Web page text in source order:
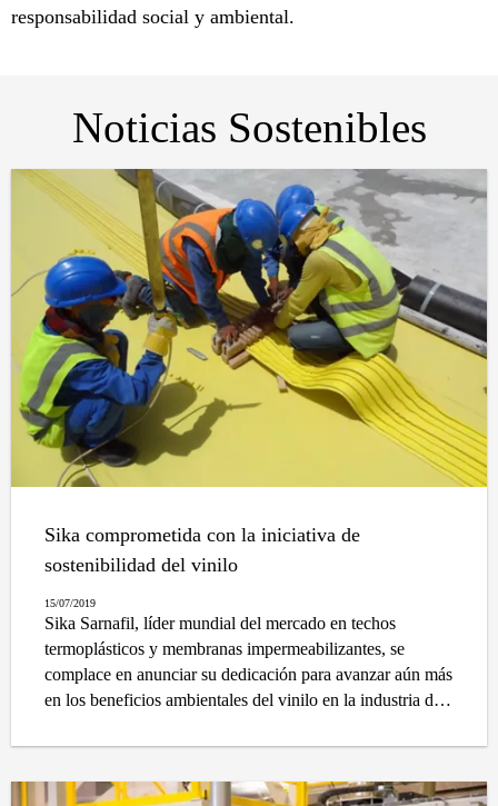
responsabilidad social y ambiental.
Noticias Sostenibles
Sika comprometida con la iniciativa de
sostenibilidad del vinilo
15/07/2019
Sika Sarnafil, líder mundial del mercado en techos
termoplásticos y membranas impermeabilizantes, se
complace en anunciar su dedicación para avanzar aún más
en los beneficios ambientales del vinilo en la industria de